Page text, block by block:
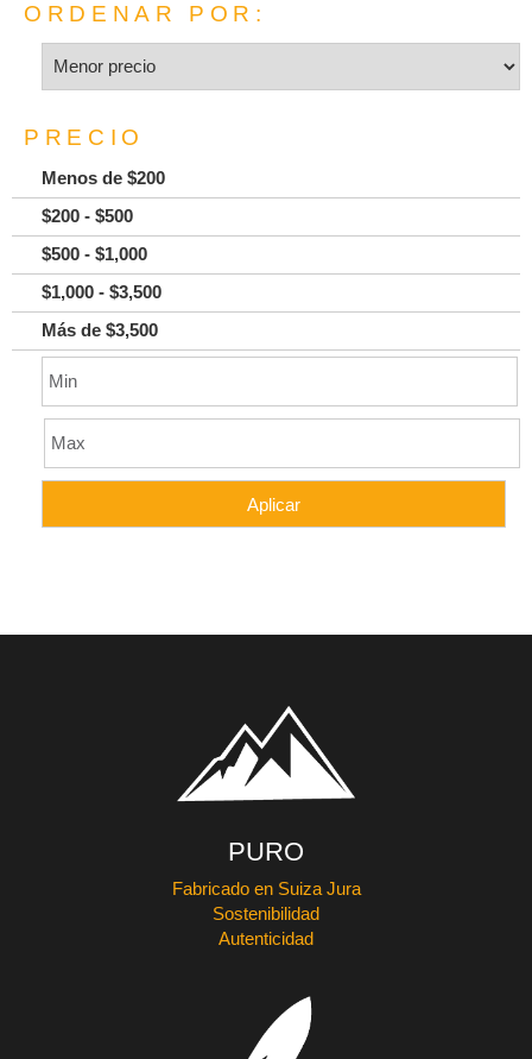
ORDENAR POR:
PRECIO
Menos de $200
$200 - $500
$500 - $1,000
$1,000 - $3,500
Más de $3,500
PURO
Fabricado en Suiza Jura
Sostenibilidad
Autenticidad